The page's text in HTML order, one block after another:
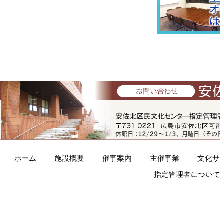
ホーム 施設概要 催事案内 主催事業
文化
指定管理者について